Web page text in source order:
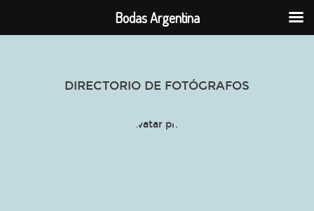
DIRECTORIO DE FOTÓGRAFOS
Bodas Argentina